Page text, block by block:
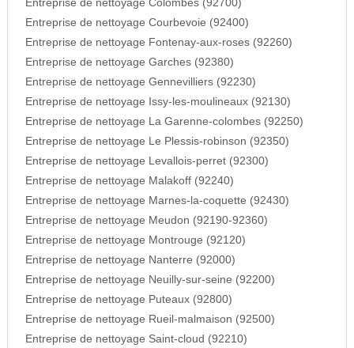
Entreprise de nettoyage Colombes (92700)
Entreprise de nettoyage Courbevoie (92400)
Entreprise de nettoyage Fontenay-aux-roses (92260)
Entreprise de nettoyage Garches (92380)
Entreprise de nettoyage Gennevilliers (92230)
Entreprise de nettoyage Issy-les-moulineaux (92130)
Entreprise de nettoyage La Garenne-colombes (92250)
Entreprise de nettoyage Le Plessis-robinson (92350)
Entreprise de nettoyage Levallois-perret (92300)
Entreprise de nettoyage Malakoff (92240)
Entreprise de nettoyage Marnes-la-coquette (92430)
Entreprise de nettoyage Meudon (92190-92360)
Entreprise de nettoyage Montrouge (92120)
Entreprise de nettoyage Nanterre (92000)
Entreprise de nettoyage Neuilly-sur-seine (92200)
Entreprise de nettoyage Puteaux (92800)
Entreprise de nettoyage Rueil-malmaison (92500)
Entreprise de nettoyage Saint-cloud (92210)